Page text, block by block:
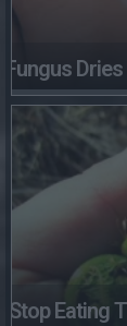
Fungus
Stop Eating